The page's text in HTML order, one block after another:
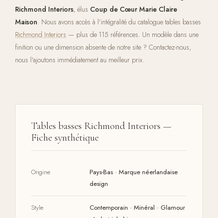
Richmond Interiors, élus Coup de Cœur Marie Claire
Maison. Nous avons accès à l'intégralité du catalogue tables basses
Richmond Interiors — plus de 115 références. Un modèle dans une
finition ou une dimension absente de notre site ? Contactez-nous,
nous l'ajoutons immédiatement au meilleur prix.
Tables basses Richmond Interiors —
Fiche synthétique
Origine
Pays-Bas · Marque néerlandaise
design
Style
Contemporain · Minéral · Glamour